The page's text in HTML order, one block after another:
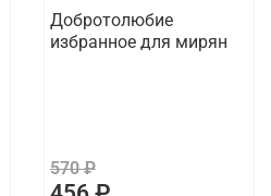
Добротолюбие
избранное для мирян
570 ₽